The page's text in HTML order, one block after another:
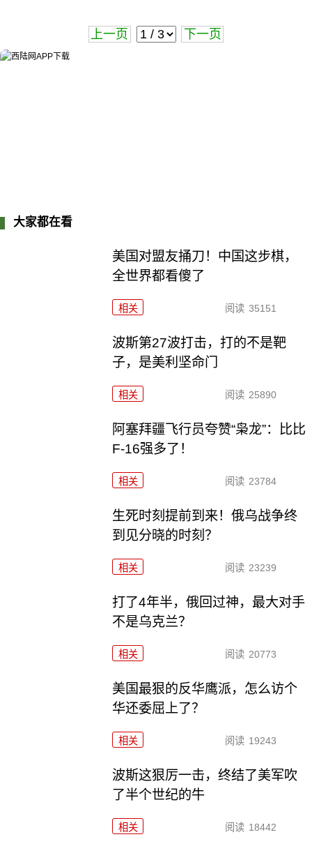
上一页 下一页
大家都在看
美国对盟友捅刀！中国这步棋，
全世界都看傻了
相关 阅读 35151
波斯第27波打击，打的不是靶
子，是美利坚命门
相关 阅读 25890
阿塞拜疆飞行员夸赞“枭龙”：比比
F-16强多了！
相关 阅读 23784
生死时刻提前到来！俄乌战争终
到见分晓的时刻？
相关 阅读 23239
打了4年半，俄回过神，最大对手
不是乌克兰？
相关 阅读 20773
美国最狠的反华鹰派，怎么访个
华还委屈上了？
相关 阅读 19243
波斯这狠厉一击，终结了美军吹
了半个世纪的牛
相关 阅读 18442